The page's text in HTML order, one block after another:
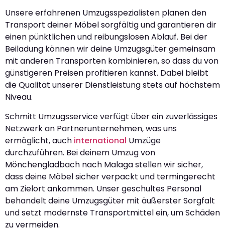
Unsere erfahrenen Umzugsspezialisten planen den
Transport deiner Möbel sorgfältig und garantieren dir
einen pünktlichen und reibungslosen Ablauf. Bei der
Beiladung können wir deine Umzugsgüter gemeinsam
mit anderen Transporten kombinieren, so dass du von
günstigeren Preisen profitieren kannst. Dabei bleibt
die Qualität unserer Dienstleistung stets auf höchstem
Niveau.
Schmitt Umzugsservice verfügt über ein zuverlässiges
Netzwerk an Partnerunternehmen, was uns
ermöglicht, auch international Umzüge
durchzuführen. Bei deinem Umzug von
Mönchengladbach nach Malaga stellen wir sicher,
dass deine Möbel sicher verpackt und termingerecht
am Zielort ankommen. Unser geschultes Personal
behandelt deine Umzugsgüter mit äußerster Sorgfalt
und setzt modernste Transportmittel ein, um Schäden
zu vermeiden.